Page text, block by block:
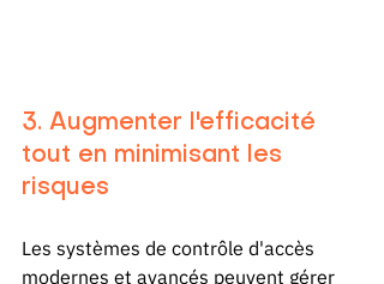
3. Augmenter l'efficacité
tout en minimisant les
risques
Les systèmes de contrôle d'accès
modernes et avancés peuvent gérer